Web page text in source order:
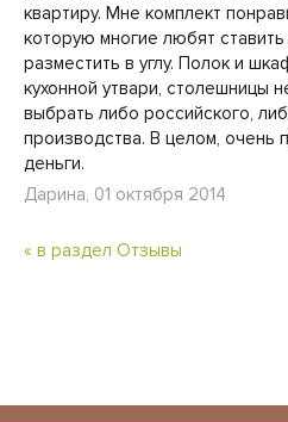
квартиру. Мне комплект
которую многие любят
разместить в углу. Полок и
кухонной утвари, столешницы
выбрать либо российского,
производства. В целом, очень
деньги.
Дарина, 01 октября 2014
« в раздел Отзывы